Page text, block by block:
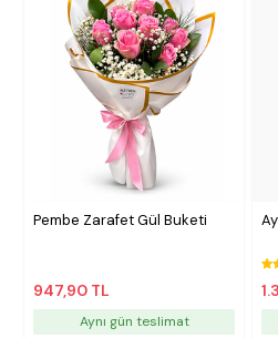
Pembe Zarafet Gül Buketi
947,90 TL
Aynı gün teslimat